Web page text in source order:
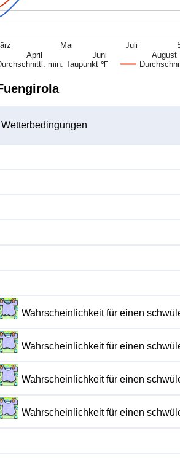
min. Taupunkt ℉
April
Mai
Juni
Juli
August
Wetterbedingungen
Wahrscheinlichkeit für einen
Wahrscheinlichkeit für einen
Wahrscheinlichkeit für einen
Wahrscheinlichkeit für einen